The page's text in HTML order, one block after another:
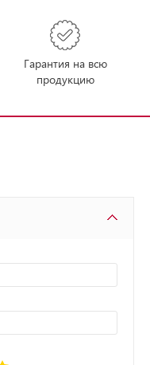
Гарантия на всю
продукцию